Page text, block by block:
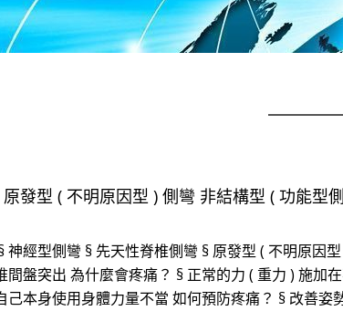
發型 ( 不明原因型 ) 側彎 非結構型 ( 功能型
神經型側彎 § 先天性脊椎側彎 § 原發型 ( 不明原因
間盤突出 為什麼會疼痛？ § 正常的力 ( 重力 ) 施加
己本身使用身體力量不當 如何預防疼痛？ § 改善